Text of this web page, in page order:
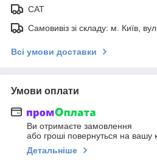
САТ
Самовивіз зі складу: м. Київ,
Всі умови доставки
Умови оплати
Ви отримаєте замовлення
або гроші повернуться на вашу
Детальніше